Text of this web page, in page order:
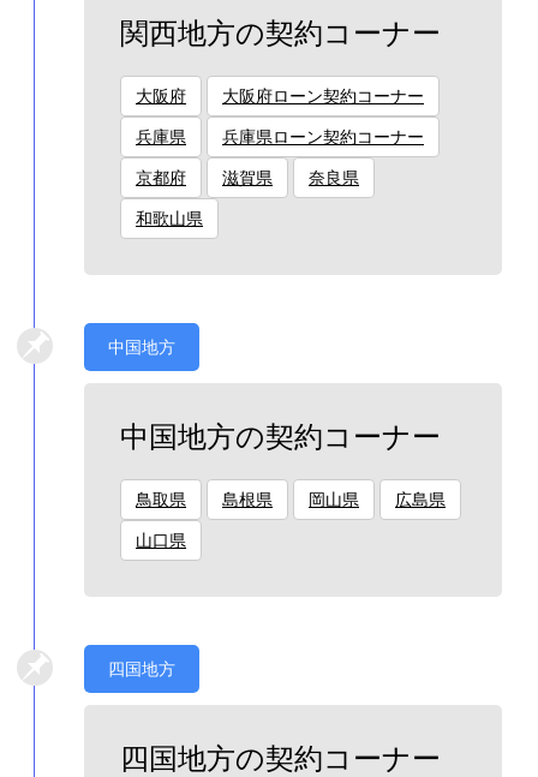
関西地方の契約コーナー
大阪府 大阪府ローン契約コーナー
兵庫県 兵庫県ローン契約コーナー
京都府 滋賀県 奈良県
和歌山県
中国地方
中国地方の契約コーナー
鳥取県 島根県 岡山県 広島県
山口県
四国地方
四国地方の契約コーナー